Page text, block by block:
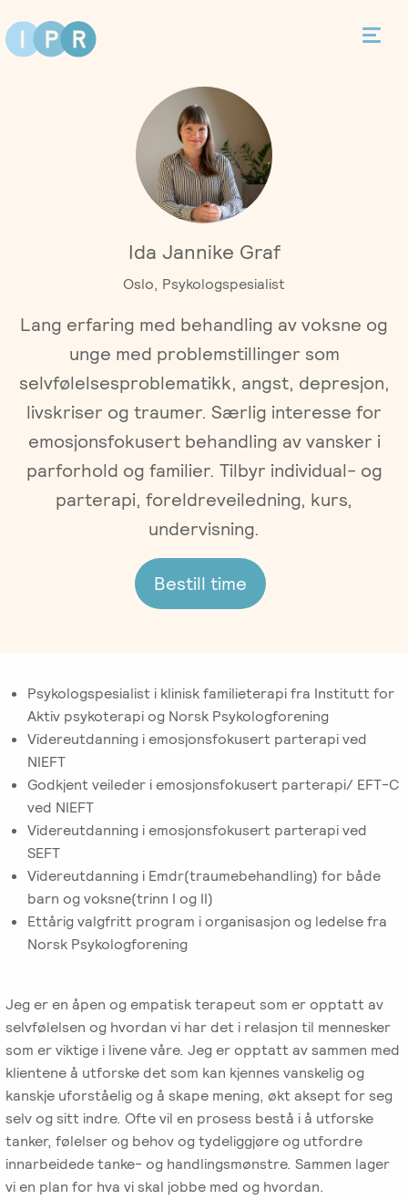
Parterapi
Foreldreveiledning
Gruppeterapi
Video-
telefonterapi
Terapiforberedende
Asker
Bergen
Behandlere
Kurs
Trykk
her
kursoversikt
psykologer
og
leger
EFT
-
Videreutdanning
for
terapeuter
EFST
for
terapeuter
EFT-
C
-
Videreutdanning
i
parterapi
Om oss
Vår
Jobb
ved
IPR
Videoer
om
følelser
Psyflix
Ofte
Spisskompetanse
Emosjonsfokusert
Forskning
Veiledning
i
EFT
Arbeidsrettet
behandling
Adopsjonsrapport
for
Emosjonsfokusert
Terapi
(NIEFT)
Bli
medlem
i
NIEFT
EFT-
terapeuter
Ida Jannike Graf
Oslo, Psykologspesialist
Lang erfaring med behandling av voksne og
unge med problemstillinger som
selvfølelsesproblematikk, angst, depresjon,
livskriser og traumer. Særlig interesse for
emosjonsfokusert behandling av vansker i
parforhold og familier. Tilbyr individual- og
parterapi, foreldreveiledning, kurs,
undervisning.
Bestill time
Psykologspesialist i klinisk familieterapi fra Institutt for
Aktiv psykoterapi og Norsk Psykologforening
Videreutdanning i emosjonsfokusert parterapi ved
NIEFT
Godkjent veileder i emosjonsfokusert parterapi/ EFT-C
ved NIEFT
Videreutdanning i emosjonsfokusert parterapi ved
SEFT
Videreutdanning i Emdr(traumebehandling) for både
barn og voksne(trinn I og II)
Ettårig valgfritt program i organisasjon og ledelse fra
Norsk Psykologforening
Jeg er en åpen og empatisk terapeut som er opptatt av
selvfølelsen og hvordan vi har det i relasjon til mennesker
som er viktige i livene våre. Jeg er opptatt av sammen med
klientene å utforske det som kan kjennes vanskelig og
kanskje uforståelig og å skape mening, økt aksept for seg
selv og sitt indre. Ofte vil en prosess bestå i å utforske
tanker, følelser og behov og tydeliggjøre og utfordre
innarbeidede tanke- og handlingsmønstre. Sammen lager
vi en plan for hva vi skal jobbe med og hvordan.